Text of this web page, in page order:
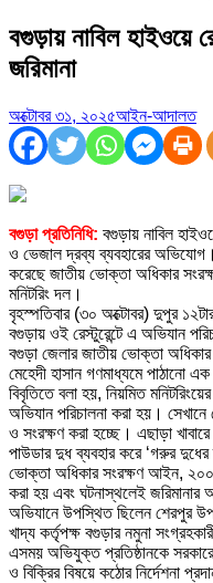
বগুড়ায় নাবিল হাইওয়ে
জরিমানা
অক্টোবর ৩১, ২০২৫আইন-আদালত
বগুড়া প্রতিনিধি: বগুড়ায় নাবিল
ও ভেজাল দ্রব্য ব্যবহারের
করেছে জাতীয় ভোক্তা অধিকার
মনিটরিং দল।
বৃহস্পতিবার (৩০ অক্টোবর) দুপুর
বগুড়ায় ওই রেস্টুরেন্টে এ অভিযান
বগুড়া জেলার জাতীয় ভোক্তা অধিকার
মেহেদী হাসান গণমাধ্যমে পাঠানো
বিবৃতিতে বলা হয়, নিয়মিত
অভিযান পরিচালনা করা হয়।
ও সংরক্ষণ করা হচ্ছে। এছাড়া খাবারে
পাউডার দুধ ব্যবহার করে ‘গরুর
ভোক্তা অধিকার সংরক্ষণ আইন, ২০০৯
করা হয় এবং ঘটনাস্থলেই জরিমানার
অভিযানে উপস্থিত ছিলেন শেরপুর
খাদ্য কর্তৃপক্ষ বগুড়ার নমুনা
এসময় অভিযুক্ত প্রতিষ্ঠানকে
ও বিক্রির বিষয়ে কঠোর নির্দেশনা